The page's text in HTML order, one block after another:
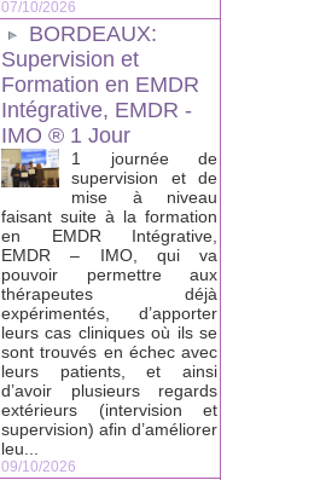
07/10/2026
BORDEAUX:
Supervision et
Formation en EMDR
Intégrative, EMDR -
IMO ® 1 Jour
1 journée de
supervision et de
mise à niveau
faisant suite à la formation
en EMDR Intégrative,
EMDR – IMO, qui va
pouvoir permettre aux
thérapeutes déjà
expérimentés, d’apporter
leurs cas cliniques où ils se
sont trouvés en échec avec
leurs patients, et ainsi
d’avoir plusieurs regards
extérieurs (intervision et
supervision) afin d’améliorer
leu...
09/10/2026